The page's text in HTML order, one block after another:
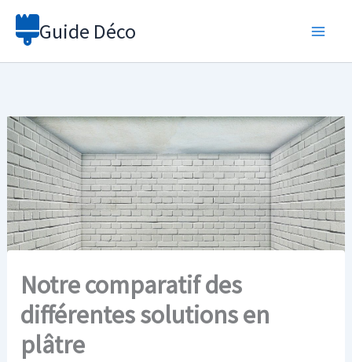
Aller
Guide Déco
Notre comparatif des
différentes solutions en
plâtre